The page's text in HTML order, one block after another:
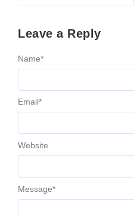
Leave a Reply
Message*
Name*
Email*
Website